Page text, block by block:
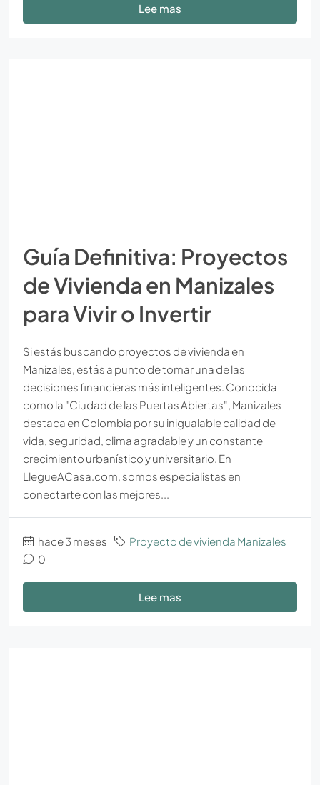
Lee mas
Guía Definitiva: Proyectos
de Vivienda en Manizales
para Vivir o Invertir
Si estás buscando proyectos de vivienda en
Manizales, estás a punto de tomar una de las
decisiones financieras más inteligentes. Conocida
como la "Ciudad de las Puertas Abiertas", Manizales
destaca en Colombia por su inigualable calidad de
vida, seguridad, clima agradable y un constante
crecimiento urbanístico y universitario. En
LlegueACasa.com, somos especialistas en
conectarte con las mejores...
hace 3 meses
Proyecto de vivienda Manizales
0
Lee mas